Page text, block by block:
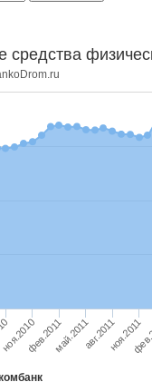
средства
ноя.2010 май.2011 ноя.2011
фев.2011 авг.2011